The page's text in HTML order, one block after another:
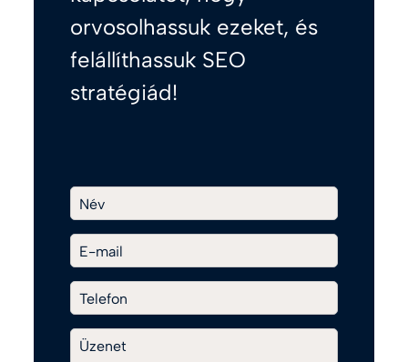
orvosolhassuk ezeket, és
felállíthassuk SEO
stratégiád!
Név
E-mail
Telefon
Üzenet